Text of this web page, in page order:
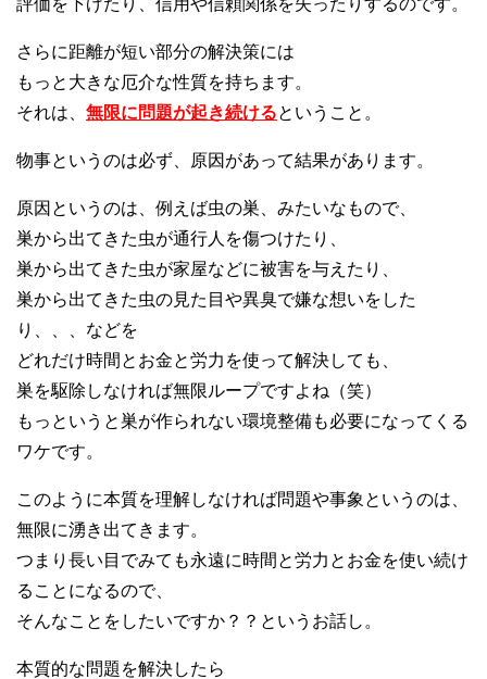
さらに距離が短い部分の解決策には
もっと大きな厄介な性質を持ちます。
それは、 無限に問題が起き続けるということ。
物事というのは必ず、原因があって結果があります。
原因というのは、例えば虫の巣、みたいなもので、
巣から出てきた虫が通行人を傷つけたり、
巣から出てきた虫が家屋などに被害を与えたり、
巣から出てきた虫の見た目や異臭で嫌な想いをした
り、、、などを
どれだけ時間とお金と労力を使って解決しても、
巣を駆除しなければ無限ループですよね（笑）
もっというと巣が作られない環境整備も必要になってくる
ワケです。
このように本質を理解しなければ問題や事象というのは、
無限に湧き出てきます。
つまり長い目でみても永遠に時間と労力とお金を使い続け
ることになるので、
そんなことをしたいですか？？というお話し。
本質的な問題を解決したら